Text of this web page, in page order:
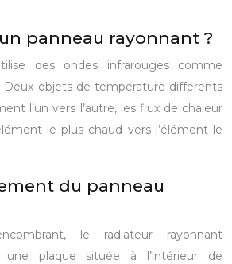
panneau rayonnant ?
des ondes infrarouges comme
Deux objets de température différents
l’un vers l’autre, les flux de chaleur
le plus chaud vers l’élément le
du panneau
le radiateur rayonnant
une plaque située à l’intérieur de